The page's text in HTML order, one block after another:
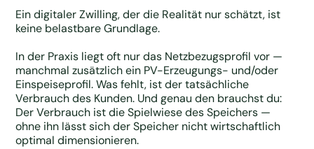
Ein digitaler Zwilling, der die Realität nur schätzt, ist
keine belastbare Grundlage.
In der Praxis liegt oft nur das Netzbezugsprofil vor —
manchmal zusätzlich ein PV-Erzeugungs- und/oder
Einspeiseprofil. Was fehlt, ist der tatsächliche
Verbrauch des Kunden. Und genau den brauchst du:
Der Verbrauch ist die Spielwiese des Speichers —
ohne ihn lässt sich der Speicher nicht wirtschaftlich
optimal dimensionieren.